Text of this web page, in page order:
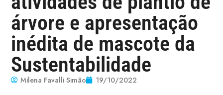
árvore e apresentação
inédita de mascote da
Sustentabilidade
Milena Favalli Simão 19/10/2022